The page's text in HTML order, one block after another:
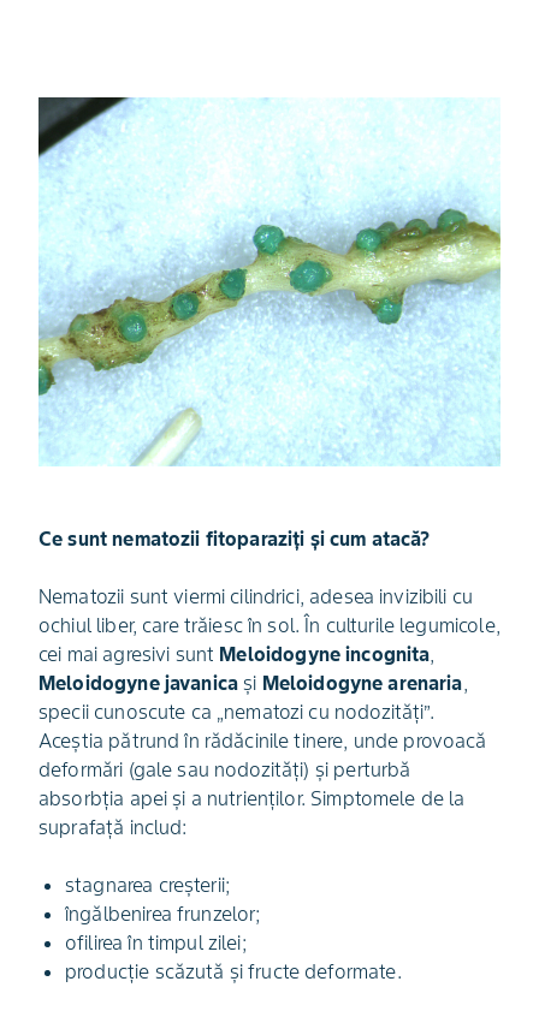
Ce sunt nematozii fitoparaziți și cum atacă?
Nematozii sunt viermi cilindrici, adesea invizibili cu
ochiul liber, care trăiesc în sol. În culturile legumicole,
cei mai agresivi sunt Meloidogyne incognita,
Meloidogyne javanica și Meloidogyne arenaria,
specii cunoscute ca „nematozi cu nodozități”.
Aceștia pătrund în rădăcinile tinere, unde provoacă
deformări (gale sau nodozități) și perturbă
absorbția apei și a nutrienților. Simptomele de la
suprafață includ:
stagnarea creșterii;
îngălbenirea frunzelor;
ofilirea în timpul zilei;
producție scăzută și fructe deformate.